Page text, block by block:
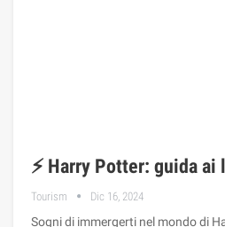
⚡ Harry Potter: guida
Tourism Dic 16, 2024
Sogni di immergerti nel mondo di